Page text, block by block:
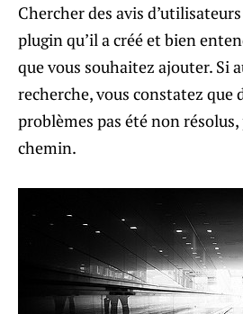
Chercher des avis
plugin qu’il a créé et bien
que vous souhaitez ajouter. Si
recherche, vous constatez que
problèmes pas été non
chemin.